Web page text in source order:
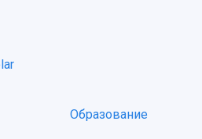
деятельность
Образование